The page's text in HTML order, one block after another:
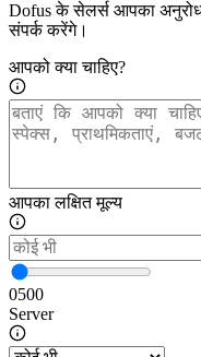
Dofus के सेलर्स आपका
संपर्क करेंगे।
आपको क्या चाहिए?
आपका लक्षित मूल्य
0500
Server